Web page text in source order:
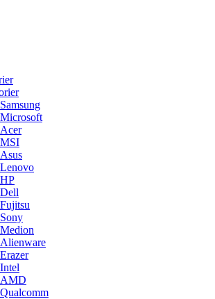
Samsung
Microsoft
Acer
MSI
Asus
Lenovo
HP
Dell
Fujitsu
Sony
Medion
Alienware
Erazer
Intel
AMD
Qualcomm